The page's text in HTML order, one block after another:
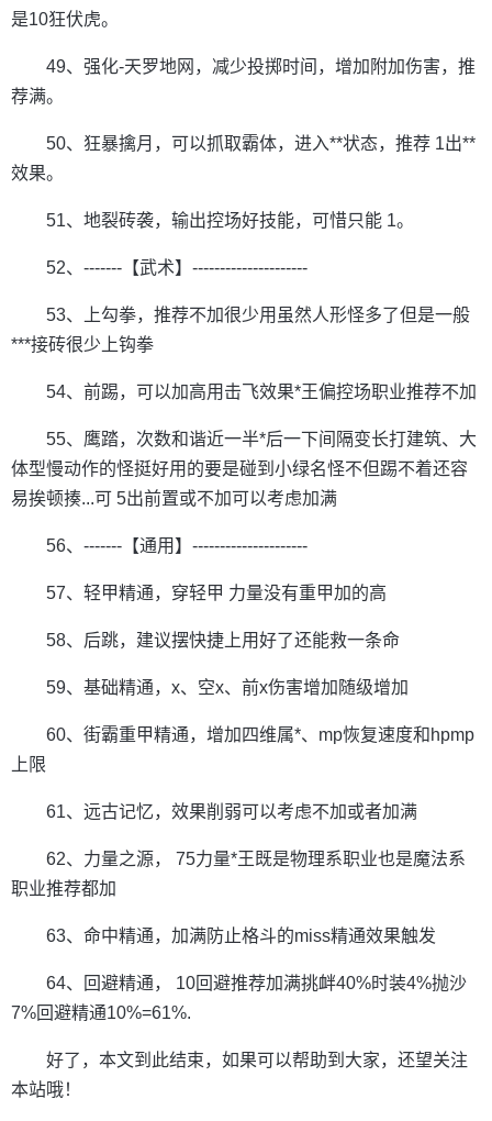
是10狂伏虎。
49、强化-天罗地网，减少投掷时间，增加附加伤害，推
荐满。
50、狂暴擒月，可以抓取霸体，进入**状态，推荐 1出**
效果。
51、地裂砖袭，输出控场好技能，可惜只能 1。
52、-------【武术】---------------------
53、上勾拳，推荐不加很少用虽然人形怪多了但是一般
***接砖很少上钩拳
54、前踢，可以加高用击飞效果*王偏控场职业推荐不加
55、鹰踏，次数和谐近一半*后一下间隔变长打建筑、大
体型慢动作的怪挺好用的要是碰到小绿名怪不但踢不着还容
易挨顿揍...可 5出前置或不加可以考虑加满
56、-------【通用】---------------------
57、轻甲精通，穿轻甲 力量没有重甲加的高
58、后跳，建议摆快捷上用好了还能救一条命
59、基础精通，x、空x、前x伤害增加随级增加
60、街霸重甲精通，增加四维属*、mp恢复速度和hpmp
上限
61、远古记忆，效果削弱可以考虑不加或者加满
62、力量之源， 75力量*王既是物理系职业也是魔法系
职业推荐都加
63、命中精通，加满防止格斗的miss精通效果触发
64、回避精通， 10回避推荐加满挑衅40%时装4%抛沙
7%回避精通10%=61%.
好了，本文到此结束，如果可以帮助到大家，还望关注
本站哦！